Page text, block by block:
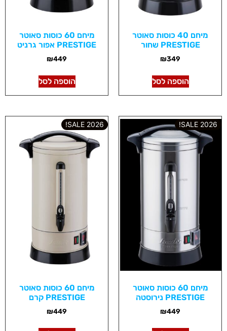
מיחם 40 כוסות סאוטר
PRESTIGE שחור
₪349
הוספה לסל
מיחם 60 כוסות סאוטר
PRESTIGE אפור גרניט
₪449
הוספה לסל
2026 SALE!
מיחם 60 כוסות סאוטר
PRESTIGE נירוסטה
₪449
2026 SALE!
מיחם 60 כוסות סאוטר
PRESTIGE קרם
₪449